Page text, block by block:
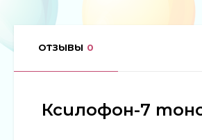
ОТЗЫВЫ 0
Ксилофон-7